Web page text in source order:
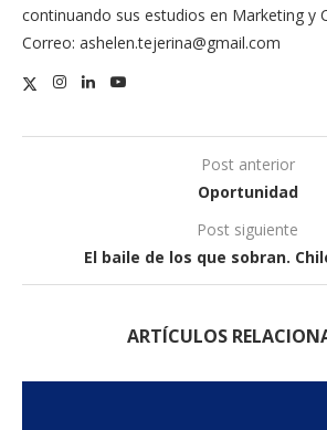
continuando sus estudios en Marketing y
Correo: ashelen.tejerina@gmail.com
Post anterior
Oportunidad
Post siguiente
El baile de los que sobran.
ARTÍCULOS